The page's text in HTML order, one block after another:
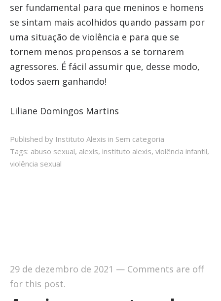
ser fundamental para que meninos e homens
se sintam mais acolhidos quando passam por
uma situação de violência e para que se
tornem menos propensos a se tornarem
agressores. É fácil assumir que, desse modo,
todos saem ganhando!
Liliane Domingos Martins
Published by Instituto Alexis in Sem categoria
Tags: abuso sexual, alexis, instituto alexis, violência infantil,
violência sexual
29 de dezembro de 2021 — Comments are off
for this post.